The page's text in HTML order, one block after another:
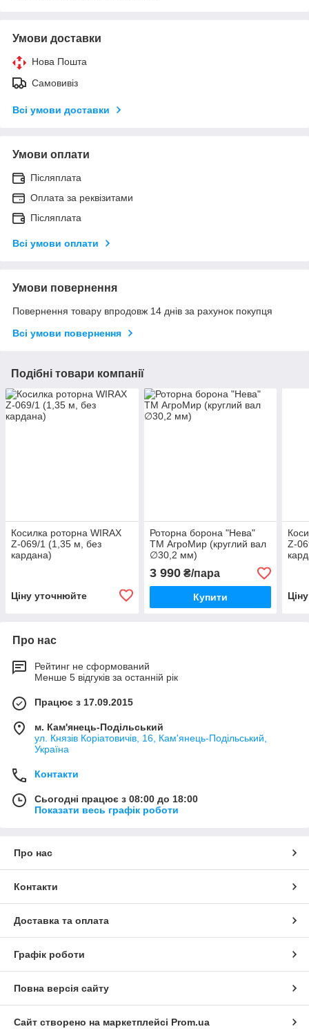
Умови доставки
Нова Пошта
Самовивіз
Всі умови доставки
Умови оплати
Післяплата
Оплата за реквізитами
Післяплата
Всі умови оплати
Умови повернення
Повернення товару впродовж 14 днів за рахунок покупця
Всі умови повернення
Подібні товари компанії
Косилка роторна WIRAX
Z-069/1 (1,35 м, без
кардана)
Ціну уточнюйте
Роторна борона "Нева"
ТМ АгроМир (круглий вал
∅30,2 мм)
3 990₴/пара
Купити
Z-
Про нас
Рейтинг не сформований
Менше 5 відгуків за останній рік
Працює з 17.09.2015
м. Кам'янець-Подільський
ул. Князів Коріатовичів, 16, Кам'янець-Подільський,
Україна
Контакти
Сьогодні працює з 08:00 до 18:00
Показати весь графік роботи
Про нас
Контакти
Доставка та оплата
Графік роботи
Повна версія сайту
Сайт створено на маркетплейсі Prom.ua